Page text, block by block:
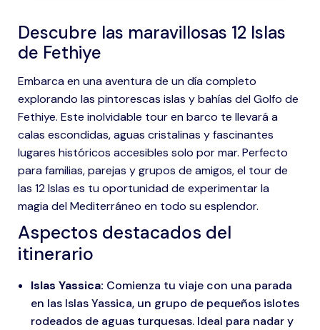
Descubre las maravillosas 12 Islas
de Fethiye
Embarca en una aventura de un día completo
explorando las pintorescas islas y bahías del Golfo de
Fethiye. Este inolvidable tour en barco te llevará a
calas escondidas, aguas cristalinas y fascinantes
lugares históricos accesibles solo por mar. Perfecto
para familias, parejas y grupos de amigos, el tour de
las 12 Islas es tu oportunidad de experimentar la
magia del Mediterráneo en todo su esplendor.
Aspectos destacados del
itinerario
Islas Yassica: Comienza tu viaje con una parada
en las Islas Yassica, un grupo de pequeños islotes
rodeados de aguas turquesas. Ideal para nadar y